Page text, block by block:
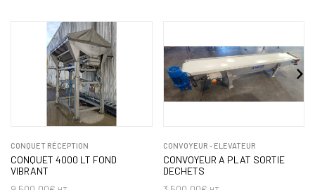
CONQUET RÉCEPTION
CONQUET 4000 LT FOND
VIBRANT
CONVOYEUR - ELEVATEUR
CONVOYEUR A PLAT SORTIE
DECHETS